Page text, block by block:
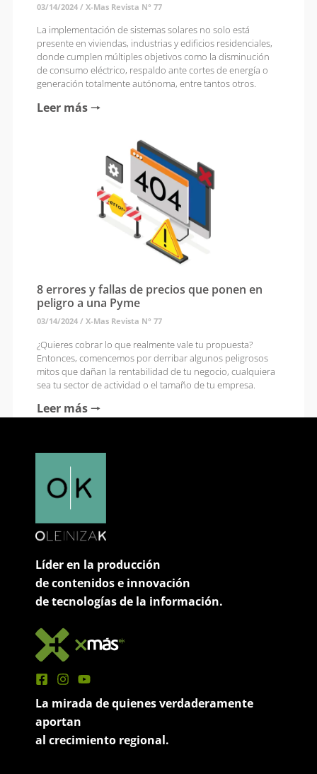
03/14/2024 / X-Mas Revista N° 77
La implementación de sistemas solares no solo está
presente en viviendas, industrias y edificios residenciales,
donde cumplen múltiples objetivos como la disminución
de consumo eléctrico, respaldo ante cortes de energía o
generación totalmente autónoma, entre tantos otros.
Leer más 🠒
8 errores y fallas de precios que ponen en
peligro a una Pyme
03/14/2024 / X-Mas Revista N° 77
¿Quieres cobrar lo que realmente vale tu propuesta?
Entonces, comencemos por derribar algunos peligrosos
mitos que dañan la rentabilidad de tu negocio, cualquiera
sea tu sector de actividad o el tamaño de tu empresa.
Leer más 🠒
Líder en la producción
de contenidos e innovación
de tecnologías de la información.
La mirada de quienes verdaderamente
aportan
al crecimiento regional.